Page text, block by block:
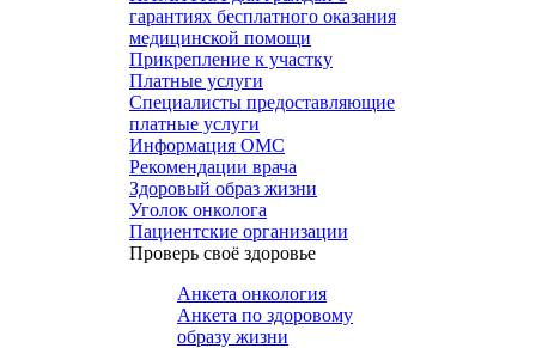
гарантиях бесплатного оказания
медицинской помощи
Прикрепление к участку
Платные услуги
Специалисты предоставляющие
платные услуги
Информация ОМС
Рекомендации врача
Здоровый образ жизни
Уголок онколога
Пациентские организации
Проверь своё здоровье
Анкета онкология
Анкета по здоровому
образу жизни